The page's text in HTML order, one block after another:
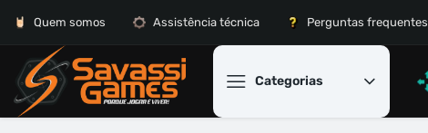
Quem somos Assistência técnica Perguntas frequentes
Categorias